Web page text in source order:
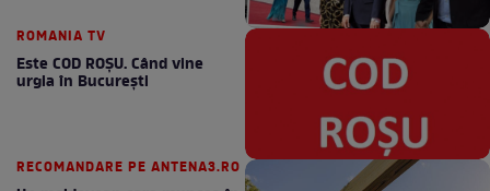
ROMANIA TV
Este COD ROŞU. Când vine
urgia în Bucureşti
RECOMANDARE PE ANTENA3.RO